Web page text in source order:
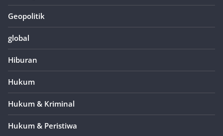
Geopolitik
global
Hiburan
Hukum
Hukum & Kriminal
Hukum & Peristiwa